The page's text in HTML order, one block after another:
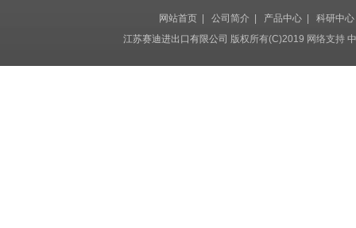
网站首页| 公司简介 产品中心| 科研中心
江苏赛迪进出口有限公司 版权所有(C)2019 网络支持